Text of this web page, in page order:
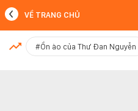
MỚI NHẤT
VỀ TRANG CHỦ
#Ồn ào của Thư Đan Nguyễn